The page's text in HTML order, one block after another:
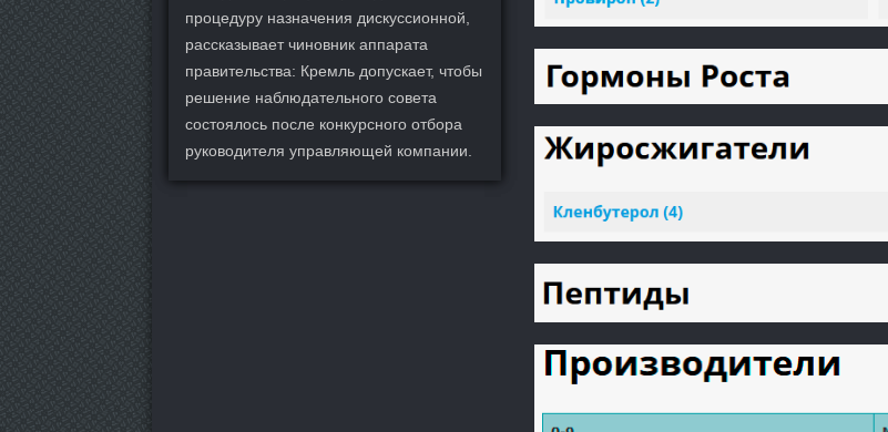
процедуру назначения дискуссионной,
рассказывает чиновник аппарата
правительства: Кремль допускает, чтобы
решение наблюдательного совета
состоялось после конкурсного отбора
руководителя управляющей компании.